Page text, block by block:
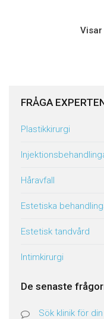
Visar
FRÅGA
Plastikkirurgi
Håravfall
Estetiska
Estetisk tandvård
Intimkirurgi
De senaste
Sök klinik för